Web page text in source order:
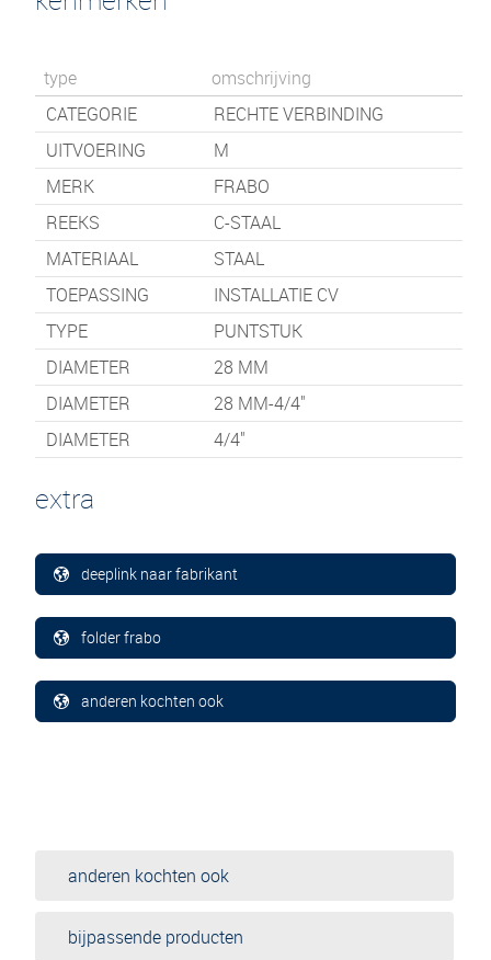
type
omschrijving
CATEGORIE
RECHTE VERBINDING
UITVOERING
M
MERK
FRABO
REEKS
C-STAAL
MATERIAAL
STAAL
TOEPASSING
INSTALLATIE CV
TYPE
PUNTSTUK
DIAMETER
28 MM
DIAMETER
28 MM-4/4"
DIAMETER
4/4"
extra
deeplink naar fabrikant
folder frabo
anderen kochten ook
anderen kochten ook
bijpassende producten